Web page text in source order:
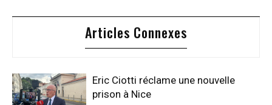
Articles Connexes
Eric Ciotti réclame une nouvelle
prison à Nice